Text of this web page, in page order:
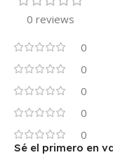
0 reviews
0
0
0
0
0
Sé el primero en